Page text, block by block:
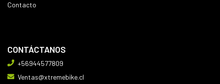
Contacto
CONTÁCTANOS
+56944577809
Ventas@xtremebike.cl